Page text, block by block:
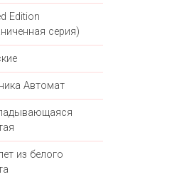
Edition
серия)
Автомат
из белого